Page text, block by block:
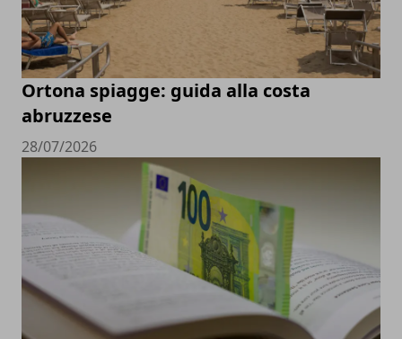
Ortona spiagge: guida alla costa
abruzzese
28/07/2026